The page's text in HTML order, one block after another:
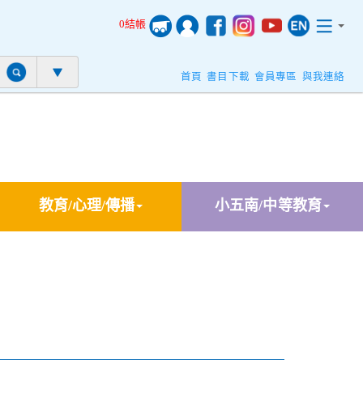
0結帳
首頁 書目下載 會員專區 與我連絡
教育/心理/傳播 小五南/中等教育